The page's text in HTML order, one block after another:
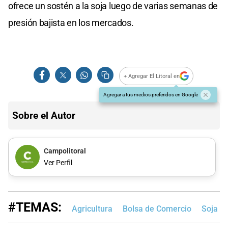
ofrece un sostén a la soja luego de varias semanas de
presión bajista en los mercados.
+ Agregar El Litoral en
Agregar a tus medios preferidos en Google
Sobre el Autor
Campolitoral
Ver Perfil
#TEMAS: Agricultura Bolsa de Comercio Soja